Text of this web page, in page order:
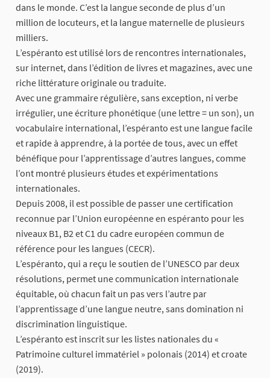
dans le monde. C’est la langue seconde de plus d’un
million de locuteurs, et la langue maternelle de plusieurs
milliers.
L’espéranto est utilisé lors de rencontres internationales,
sur internet, dans l’édition de livres et magazines, avec une
riche littérature originale ou traduite.
Avec une grammaire régulière, sans exception, ni verbe
irrégulier, une écriture phonétique (une lettre = un son), un
vocabulaire international, l’espéranto est une langue facile
et rapide à apprendre, à la portée de tous, avec un effet
bénéfique pour l’apprentissage d’autres langues, comme
l’ont montré plusieurs études et expérimentations
internationales.
Depuis 2008, il est possible de passer une certification
reconnue par l’Union européenne en espéranto pour les
niveaux B1, B2 et C1 du cadre européen commun de
référence pour les langues (CECR).
L’espéranto, qui a reçu le soutien de l’UNESCO par deux
résolutions, permet une communication internationale
équitable, où chacun fait un pas vers l’autre par
l’apprentissage d’une langue neutre, sans domination ni
discrimination linguistique.
L’espéranto est inscrit sur les listes nationales du «
Patrimoine culturel immatériel » polonais (2014) et croate
(2019).